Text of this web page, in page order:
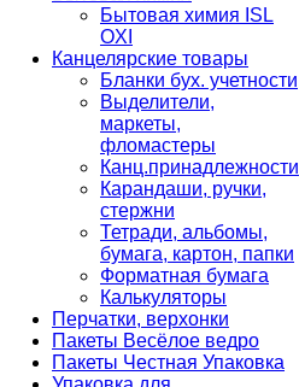
Бытовая химия ISL
OXI
Канцелярские товары
Бланки бух. учетности
Выделители,
маркеты,
фломастеры
Канц.принадлежности
Карандаши, ручки,
стержни
Тетради, альбомы,
бумага, картон, папки
Форматная бумага
Калькуляторы
Перчатки, верхонки
Пакеты Весёлое ведро
Пакеты Честная Упаковка